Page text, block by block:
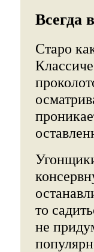
Всегда
Старо
то
не